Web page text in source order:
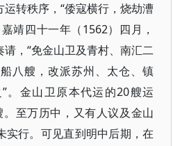
转秩序，“倭寇横行，烧劫漕
靖四十一年（1562）四月，
，“免金山卫及青村、南汇二
八艘，改派苏州、太仓、镇
。金山卫原本代运的20艘运
至万历中，又有人议及金山
实行。可见直到明中后期，在